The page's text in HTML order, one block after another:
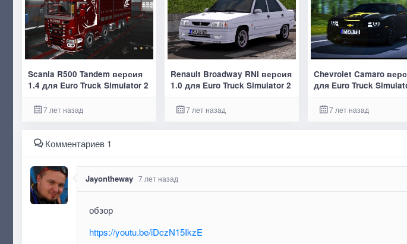
Scania R500 Tandem версия
1.4 для Euro Truck Simulator 2
7 лет назад
Renault Broadway RNI версия
1.0 для Euro Truck Simulator 2
7 лет назад
Chevrolet Camaro
для Euro Truck
7 лет назад
Комментариев 1
Jayontheway 7 лет назад
обзор
https://youtu.be/iDczN15IkzE